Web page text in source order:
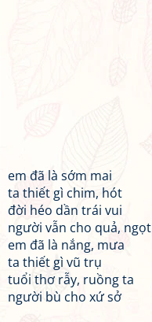
em đã là sớm mai
ta thiết gì chim, hót
đời héo dần trái vui
người vẫn cho quả, ngọt
em đã là nắng, mưa
ta thiết gì vũ trụ
tuổi thơ rẫy, ruồng ta
người bù cho xứ sở